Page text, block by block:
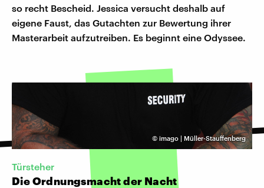
so recht Bescheid. Jessica versucht deshalb auf
eigene Faust, das Gutachten zur Bewertung ihrer
Masterarbeit aufzutreiben. Es beginnt eine Odyssee.
© imago | Müller-Stauffenberg
Türsteher
Die Ordnungsmacht der Nacht